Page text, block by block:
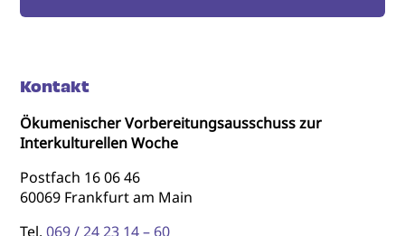
Kontakt
Ökumenischer Vorbereitungsausschuss zur
Interkulturellen Woche
Postfach 16 06 46
60069 Frankfurt am Main
Tel.069 / 24 23 14 – 60